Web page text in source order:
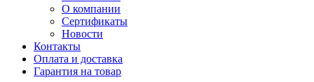
О компании
Сертификаты
Новости
Контакты
Оплата и доставка
Гарантия на товар